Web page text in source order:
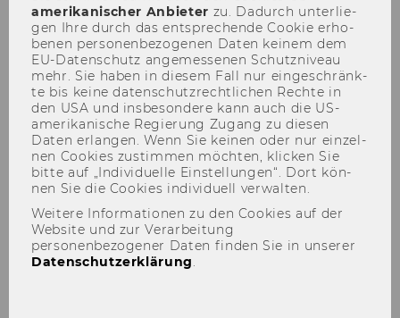
Bevollmächtigung/Department
Sozialwissenschaften
37
Bevollmächtigung/Department
Unternehmensrecht, Arbeits-
und Sozialrecht
38
Ausschreibungen von Stellen
für wissenschaftliches Personal
amerikanischer An­bie­ter zu. Da­durch un­ter­lie­
gen Ihre durch das ent­spre­chen­de Coo­kie er­ho­
be­nen per­so­nen­be­zo­ge­nen Daten kei­nem dem
EU-​Datenschutz an­ge­mes­se­nen Schutz­ni­veau
mehr. Sie haben in die­sem Fall nur ein­ge­schränk­
te bis keine da­ten­schutz­recht­li­chen Rech­te in
den USA und ins­be­son­de­re kann auch die US-​
amerikanische Re­gie­rung Zu­gang zu die­sen
Daten er­lan­gen. Wenn Sie kei­nen oder nur ein­zel­
nen Coo­kies zu­stim­men möch­ten, kli­cken Sie
bitte auf „In­di­vi­du­el­le Ein­stel­lun­gen“. Dort kön­
nen Sie die Coo­kies in­di­vi­du­ell ver­wal­ten.
Weitere Informationen zu den Cookies auf der
Website und zur Verarbeitung
personenbezogener Daten finden Sie in unserer
Datenschutzerklärung